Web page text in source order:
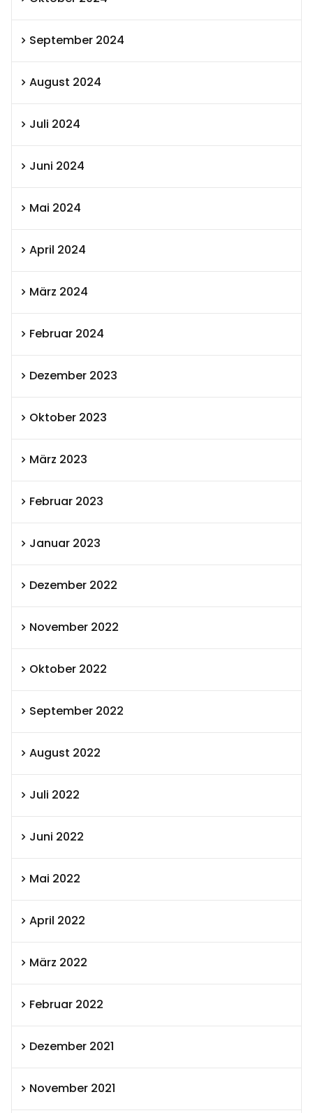
September 2024
August 2024
Juli 2024
Juni 2024
Mai 2024
April 2024
März 2024
Februar 2024
Dezember 2023
Oktober 2023
März 2023
Februar 2023
Januar 2023
Dezember 2022
November 2022
Oktober 2022
September 2022
August 2022
Juli 2022
Juni 2022
Mai 2022
April 2022
März 2022
Februar 2022
Dezember 2021
November 2021